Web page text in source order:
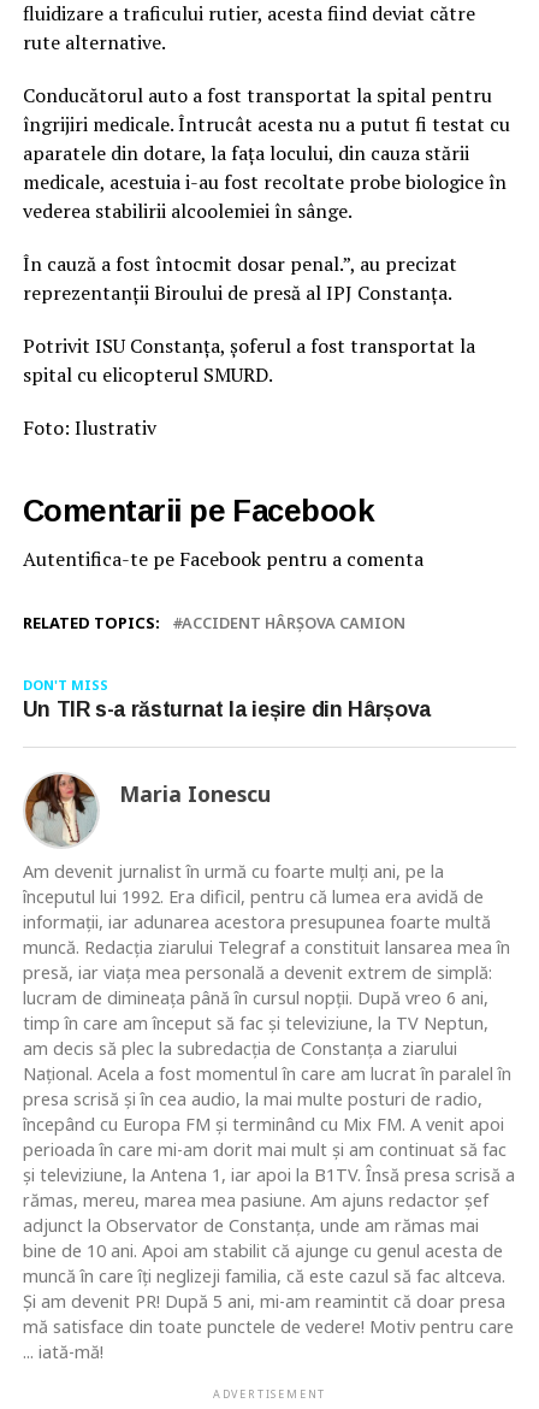
fluidizare a traficului rutier, acesta fiind deviat către
rute alternative.
Conducătorul auto a fost transportat la spital pentru
îngrijiri medicale. Întrucât acesta nu a putut fi testat cu
aparatele din dotare, la fața locului, din cauza stării
medicale, acestuia i-au fost recoltate probe biologice în
vederea stabilirii alcoolemiei în sânge.
În cauză a fost întocmit dosar penal.”, au precizat
reprezentanții Biroului de presă al IPJ Constanța.
Potrivit ISU Constanța, șoferul a fost transportat la
spital cu elicopterul SMURD.
Foto: Ilustrativ
Comentarii pe Facebook
Autentifica-te pe Facebook pentru a comenta
RELATED TOPICS: ACCIDENT HÂRȘOVA CAMION
DON'T MISS
Un TIR s-a răsturnat la ieșire din Hârșova
Maria Ionescu
Am devenit jurnalist în urmă cu foarte mulţi ani, pe la
începutul lui 1992. Era dificil, pentru că lumea era avidă de
informaţii, iar adunarea acestora presupunea foarte multă
muncă. Redacţia ziarului Telegraf a constituit lansarea mea în
presă, iar viaţa mea personală a devenit extrem de simplă:
lucram de dimineaţa până în cursul nopţii. După vreo 6 ani,
timp în care am început să fac şi televiziune, la TV Neptun,
am decis să plec la subredacţia de Constanţa a ziarului
Naţional. Acela a fost momentul în care am lucrat în paralel în
presa scrisă şi în cea audio, la mai multe posturi de radio,
începând cu Europa FM şi terminând cu Mix FM. A venit apoi
perioada în care mi-am dorit mai mult şi am continuat să fac
şi televiziune, la Antena 1, iar apoi la B1TV. Însă presa scrisă a
rămas, mereu, marea mea pasiune. Am ajuns redactor şef
adjunct la Observator de Constanţa, unde am rămas mai
bine de 10 ani. Apoi am stabilit că ajunge cu genul acesta de
muncă în care îţi neglizeji familia, că este cazul să fac altceva.
Şi am devenit PR! După 5 ani, mi-am reamintit că doar presa
mă satisface din toate punctele de vedere! Motiv pentru care
... iată-mă!
ADVERTISEMENT